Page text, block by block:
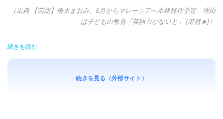
（出典 【芸能】優木まおみ、8月からマレーシアへ本格移住予定 理由
は子どもの教育「英語力がないと」 [湛然★]）
続きを読む
続きを見る（外部サイト）